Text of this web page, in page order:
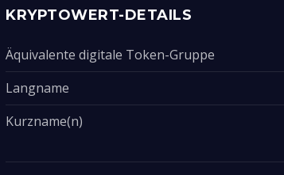
KRYPTOWERT-DETAILS
Äquivalente digitale Token-Gruppe
Langname
Kurzname(n)